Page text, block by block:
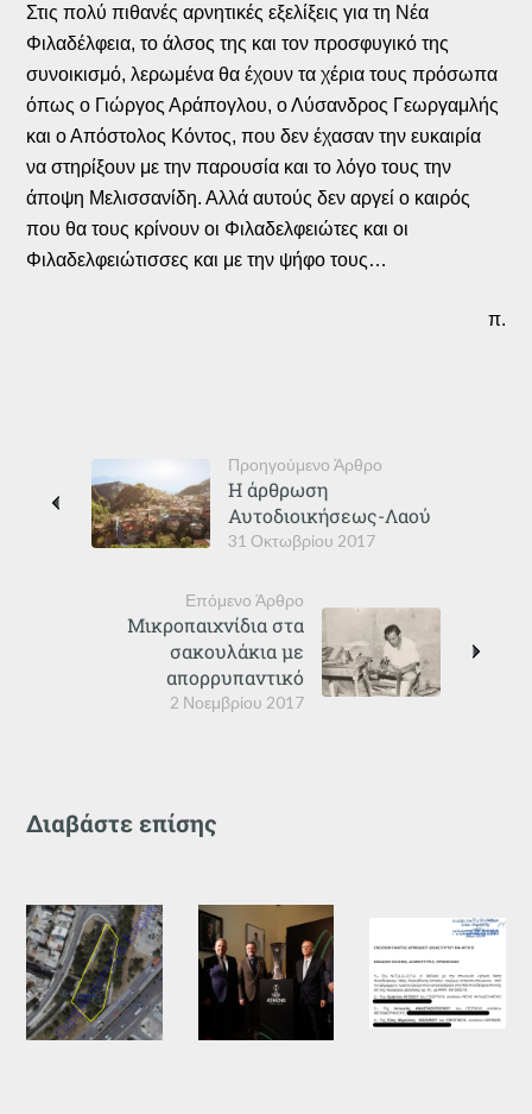
Στις πολύ πιθανές αρνητικές εξελίξεις για τη Νέα
Φιλαδέλφεια, το άλσος της και τον προσφυγικό της
συνοικισμό, λερωμένα θα έχουν τα χέρια τους πρόσωπα
όπως ο Γιώργος Αράπογλου, ο Λύσανδρος Γεωργαμλής
και ο Απόστολος Κόντος, που δεν έχασαν την ευκαιρία
να στηρίξουν με την παρουσία και το λόγο τους την
άποψη Μελισσανίδη. Αλλά αυτούς δεν αργεί ο καιρός
που θα τους κρίνουν οι Φιλαδελφειώτες και οι
Φιλαδελφειώτισσες και με την ψήφο τους…
π.
Προηγούμενο Άρθρο
31 Οκτωβρίου 2017
Η άρθρωση
Αυτοδιοικήσεως-Λαού
Επόμενο Άρθρο
2 Νοεμβρίου 2017
Μικροπαιχνίδια στα
σακουλάκια με
απορρυπαντικό
Διαβάστε επίσης